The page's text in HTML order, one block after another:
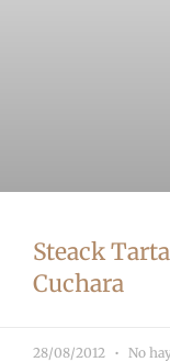
Steack
Cuchara
28/08/2012 No